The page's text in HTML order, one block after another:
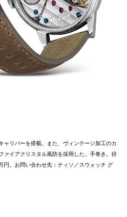
ャリバーを搭載。また、ヴィンテージ加工のカ
ァイアクリスタル風防を採用した。手巻き。径
円。お問い合わせ先：ティソ／スウォッチ グ